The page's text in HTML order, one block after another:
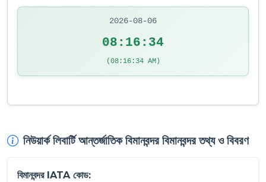
2026-08-06
08:16:34
(08:16:34 AM)
নিউয়ার্ক লিবার্টি আন্তর্জাতিক বিমানবন্দর বিমানবন্দর তথ্য ও বিবরণ
বিমানবন্দর IATA কোড: